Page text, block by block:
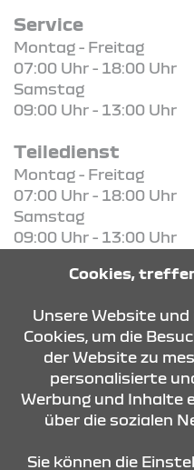
Service
Montag - Freitag
07:00 Uhr - 18:00 Uhr
Samstag
09:00 Uhr - 13:00 Uhr
Teiledienst
Montag - Freitag
07:00 Uhr - 18:00 Uhr
Samstag
09:00 Uhr - 13:00 Uhr
ÖFFNUNGSZEITEN
Cookies,
Unsere Website
Cookies, um die
der Website zu
personalisierte
Werbung und Inhalte
über die sozialen
Sie können die